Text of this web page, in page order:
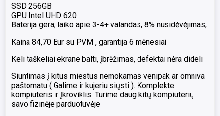
SSD 256GB
GPU Intel UHD 620
Baterija gera, laiko apie 3-4+ valandas, 8% nusidėvėjimas,
Kaina 84,70 Eur su PVM , garantija 6 mėnesiai
Keli taškeliai ekrane balti, įbrėžimas, defektai nėra dideli
Siuntimas į kitus miestus nemokamas venipak ar omniva
paštomatu ( Galime ir kujeriu siųsti ). Komplekte
kompiuteris ir įkroviklis. Turime daug kitų kompiuterių
savo fizinėje parduotuvėje